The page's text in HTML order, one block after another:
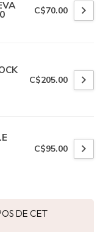
C$70.00
C$205.00
C$95.00
DE CET